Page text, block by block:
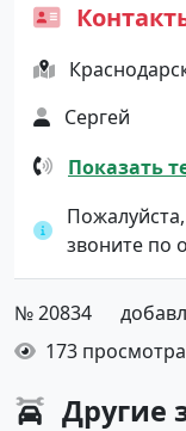
Сергей
Показать
звоните по
№ 20834
173 просмотра
Другие